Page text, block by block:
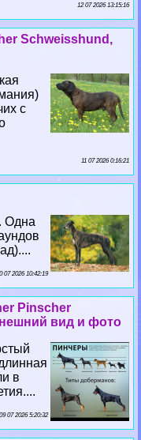
12 07 2026 13:15:16
Schweisshund,
с
11 07 2026 0:16:21
Одна
07 2026 10:42:19
Pinscher
вид и фото
в
09 07 2026 5:20:32